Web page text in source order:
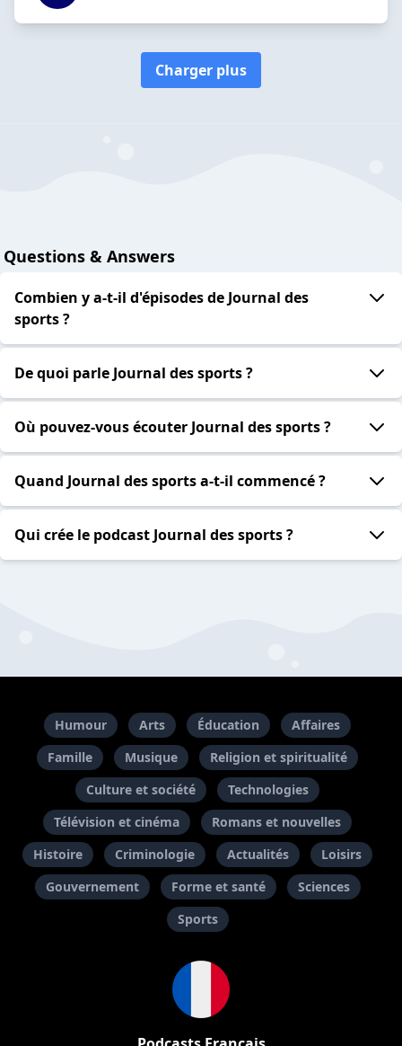
Charger plus
Questions & Answers
Combien y a-t-il d'épisodes de Journal des
sports ?
De quoi parle Journal des sports ?
Où pouvez-vous écouter Journal des sports ?
Quand Journal des sports a-t-il commencé ?
Qui crée le podcast Journal des sports ?
Humour Arts Éducation
Affaires
Famille
Musique
Religion et spiritualité
Culture et société
Technologies
Télévision et cinéma
Romans et nouvelles
Histoire
Criminologie Actualités
Loisirs
Gouvernement
Forme et santé
Sciences
Sports